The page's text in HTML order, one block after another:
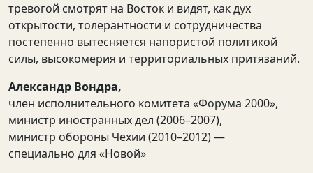
тревогой смотрят на Восток и видят, как дух
открытости, толерантности и сотрудничества
постепенно вытесняется напористой политикой
силы, высокомерия и территориальных притязаний.
Александр Вондра,
член исполнительного комитета «Форума 2000»,
министр иностранных дел (2006–2007),
министр обороны Чехии (2010–2012) —
специально для «Новой»